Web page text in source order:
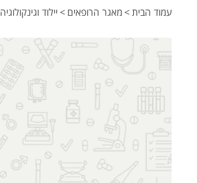
עמוד הבית > מאגר הרופאים > יילוד וגינקולוגיה